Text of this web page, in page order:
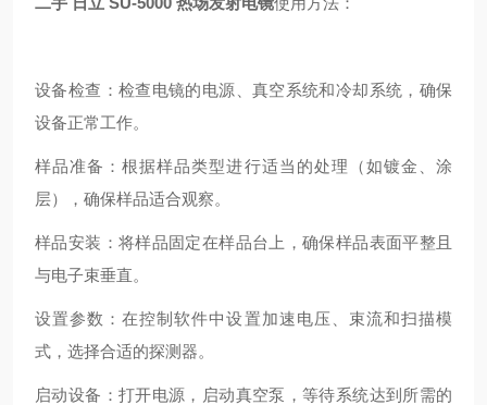
设备检查：检查电镜的电源、真空系统和冷却系统，确保
设备正常工作。
样品准备：根据样品类型进行适当的处理（如镀金、涂
层），确保样品适合观察。
样品安装：将样品固定在样品台上，确保样品表面平整且
与电子束垂直。
设置参数：在控制软件中设置加速电压、束流和扫描模
式，选择合适的探测器。
启动设备：打开电源，启动真空泵，等待系统达到所需的